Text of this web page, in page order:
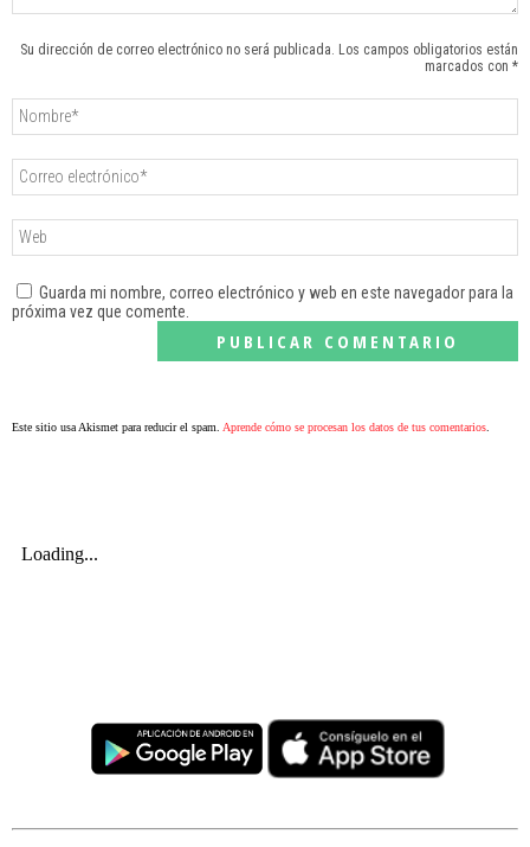
Su dirección de correo electrónico no será publicada. Los campos obligatorios están
marcados con *
Guarda mi nombre, correo electrónico y web en este navegador para la
próxima vez que comente.
Este sitio usa Akismet para reducir el spam. Aprende cómo se procesan los datos de tus comentarios